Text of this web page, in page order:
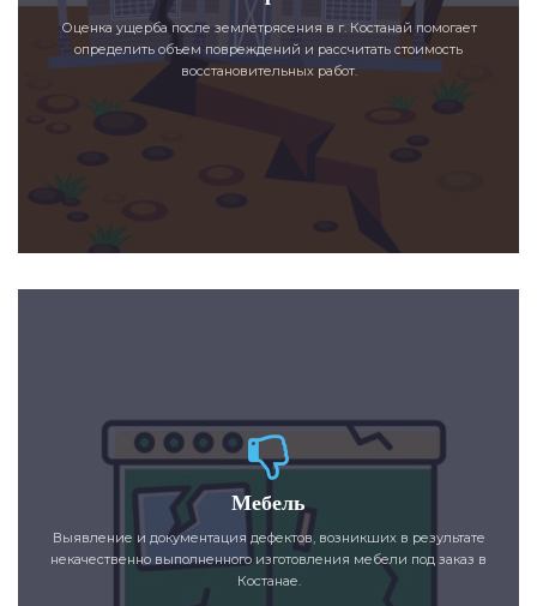
Оценка ущерба после землетрясения в г. Костанай помогает
определить объем повреждений и рассчитать стоимость
восстановительных работ.
Мебель
Выявление и документация дефектов, возникших в результате
некачественно выполненного изготовления мебели под заказ в
Костанае.